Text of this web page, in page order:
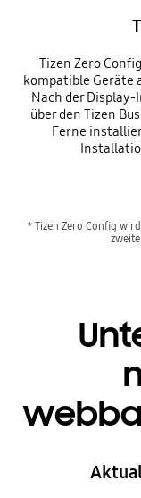
Tizen Zero
kompatible Geräte
Nach der
über den Tizen
Ferne
* Tizen Zero Config